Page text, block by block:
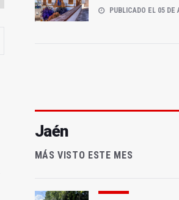
PUBLICADO EL 05 DE
Jaén
MÁS VISTO ESTE MES